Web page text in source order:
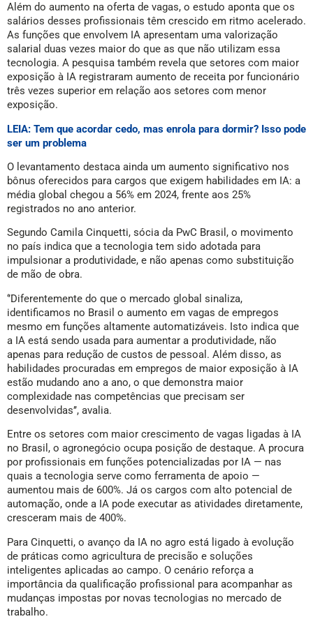
Além do aumento na oferta de vagas, o estudo aponta que os
salários desses profissionais têm crescido em ritmo acelerado.
As funções que envolvem IA apresentam uma valorização
salarial duas vezes maior do que as que não utilizam essa
tecnologia. A pesquisa também revela que setores com maior
exposição à IA registraram aumento de receita por funcionário
três vezes superior em relação aos setores com menor
exposição.
LEIA: Tem que acordar cedo, mas enrola para dormir? Isso pode
ser um problema
O levantamento destaca ainda um aumento significativo nos
bônus oferecidos para cargos que exigem habilidades em IA: a
média global chegou a 56% em 2024, frente aos 25%
registrados no ano anterior.
Segundo Camila Cinquetti, sócia da PwC Brasil, o movimento
no país indica que a tecnologia tem sido adotada para
impulsionar a produtividade, e não apenas como substituição
de mão de obra.
‘’Diferentemente do que o mercado global sinaliza,
identificamos no Brasil o aumento em vagas de empregos
mesmo em funções altamente automatizáveis. Isto indica que
a IA está sendo usada para aumentar a produtividade, não
apenas para redução de custos de pessoal. Além disso, as
habilidades procuradas em empregos de maior exposição à IA
estão mudando ano a ano, o que demonstra maior
complexidade nas competências que precisam ser
desenvolvidas’’, avalia.
Entre os setores com maior crescimento de vagas ligadas à IA
no Brasil, o agronegócio ocupa posição de destaque. A procura
por profissionais em funções potencializadas por IA — nas
quais a tecnologia serve como ferramenta de apoio —
aumentou mais de 600%. Já os cargos com alto potencial de
automação, onde a IA pode executar as atividades diretamente,
cresceram mais de 400%.
Para Cinquetti, o avanço da IA no agro está ligado à evolução
de práticas como agricultura de precisão e soluções
inteligentes aplicadas ao campo. O cenário reforça a
importância da qualificação profissional para acompanhar as
mudanças impostas por novas tecnologias no mercado de
trabalho.